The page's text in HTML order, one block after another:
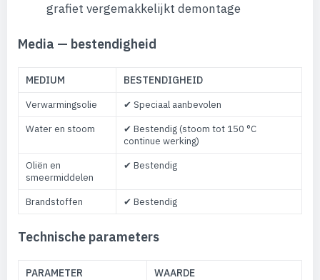
grafiet vergemakkelijkt demontage
Media — bestendigheid
MEDIUM BESTENDIGHEID
Verwarmingsolie
✔ Speciaal aanbevolen
Water en stoom
✔ Bestendig (stoom tot 150 °C
continue werking)
Oliën en
smeermiddelen
✔ Bestendig
Brandstoffen ✔ Bestendig
Technische parameters
PARAMETER WAARDE